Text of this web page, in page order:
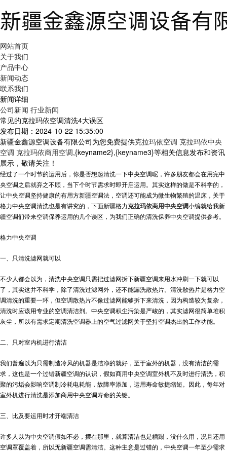
网站首页
关于我们
产品中心
新闻动态
联系我们
新闻详细
公司新闻 行业新闻
常见的克拉玛依空调清洗4大误区
发布日期：2024-10-22 15:35:00
新疆金鑫源空调设备有限公司为您免费提供克拉玛依空调 克拉玛依中央
空调 克拉玛依商用空调,{keyname2},{keyname3}等相关信息发布和资讯
展示，敬请关注！
经过了一个时节的运用后，你是否想起清洗一下中央空调呢，许多朋友都会在用完中
央空调之后就弃之不顾，当下个时节需求时即开启运用。其实这样的做是不科学的，
让中央空调坚持健康的有用方新疆空调法，空调还可能成为微生物繁殖的温床，关于
格力中央空调清洗也是有讲究的，下面新疆格力克拉玛依商用中央空调小编就给我新
疆空调们带来空调保养运用的几个误区，为我们正确的清洗保养中央空调提供参考。
格力中央空调
一、只清洗滤网就可以
不少人都会以为，清洗中央空调只需把过滤网拆下新疆空调来用水冲刷一下就可以
了，其实这并不科学，除了清洗过滤网外，还不能漏洗散热片。清洗散热片是格力空
调清洗的重要一环，但空调散热片不像过滤网能够拆下来清洗，因为构造较为复杂，
清洗时应该用专业的空调清洁剂。中央空调积尘污染是严峻的，其实滤网很简单堆积
灰尘，所以有需求定期清洗空调器上的空气过滤网关于坚持空调杰出的工作功能。
二、只对室内机进行清洁
我们普遍以为只需制造冷风的机器是洁净的就好，至于室外的机器，没有清洁的需
求，这也是一个过错新疆空调的认识，假如商用中央空调室外机不及时进行清洗，积
聚的污垢会影响空调制冷耗电耗能，故障率添加，运用寿命敏捷缩短。因此，每年对
室外机进行清洗是添加商用中央空调寿命的关键。
三、比及要运用时才开端清洁
许多人以为中央空调假如不必，摆在那里，就算清洁也是糟蹋，没什么用，况且还用
空调罩覆盖着，所以无新疆空调 需清洁。这种主意是过错的，中央空调一年至少需求